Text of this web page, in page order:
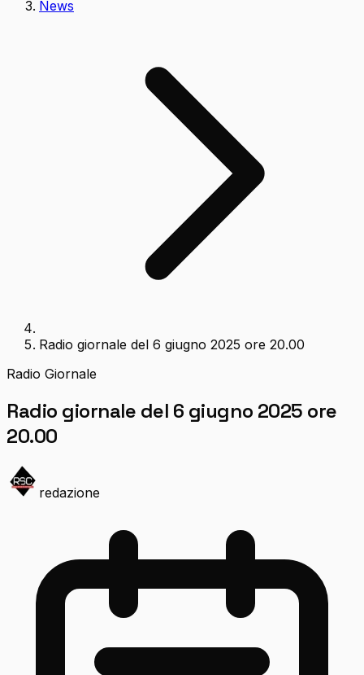
News
Radio giornale del 6 giugno 2025 ore 20.00
Radio Giornale
Radio giornale del 6 giugno 2025 ore
20.00
redazione